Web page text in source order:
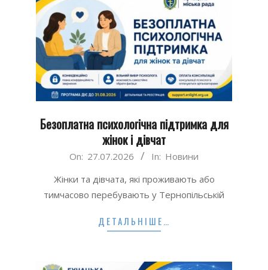
Безоплатна психологічна підтримка для
жінок і дівчат
On: 27.07.2026 In: Новини
Жінки та дівчата, які проживають або
тимчасово перебувають у Тернопільській
ДЕТАЛЬНІШЕ…